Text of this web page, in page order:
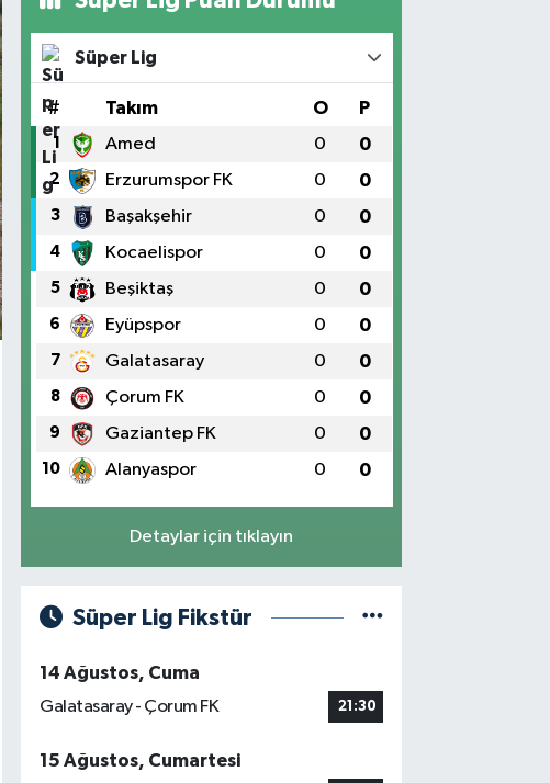
Süper Lig
# Takım O P
1 Amed 0 0
2 Erzurumspor FK 0 0
3 Başakşehir 0 0
4 Kocaelispor 0 0
5 Beşiktaş 0 0
6 Eyüpspor 0 0
7 Galatasaray 0 0
8 Çorum FK 0 0
9 Gaziantep FK 0 0
10 Alanyaspor 0 0
Detaylar için tıklayın
Süper Lig Fikstür
14 Ağustos, Cuma
Galatasaray - Çorum FK
21:30
15 Ağustos, Cumartesi